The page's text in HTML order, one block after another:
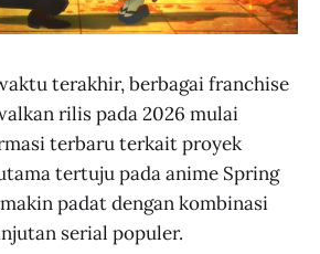
terakhir, berbagai franchise
rilis pada 2026 mulai
terbaru terkait proyek
tertuju pada anime Spring
padat dengan kombinasi
serial populer.